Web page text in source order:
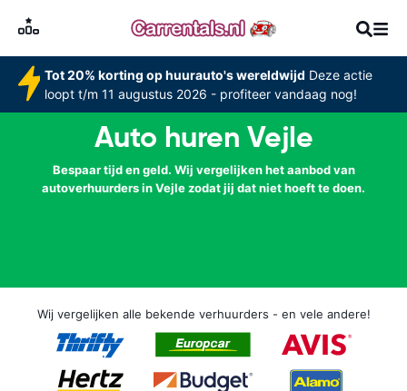
Tot 20% korting op huurauto's wereldwijd Deze actie
loopt t/m 11 augustus 2026 - profiteer vandaag nog!
Auto huren Vejle
Bespaar tijd en geld. Wij vergelijken het aanbod van
autoverhuurders in Vejle zodat jij dat niet hoeft te doen.
Wij vergelijken alle bekende verhuurders - en vele andere!